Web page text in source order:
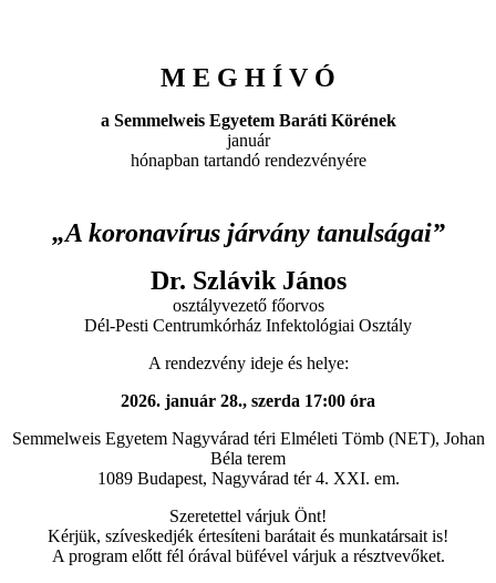
M E G H Í V Ó
a Semmelweis Egyetem Baráti Körének
január
hónapban tartandó rendezvényére
„A koronavírus járvány tanulságai”
Dr. Szlávik János
osztályvezető főorvos
Dél-Pesti Centrumkórház Infektológiai Osztály
A rendezvény ideje és helye:
2026. január 28., szerda 17:00 óra
Semmelweis Egyetem Nagyvárad téri Elméleti Tömb (NET), Johan
Béla terem
1089 Budapest, Nagyvárad tér 4. XXI. em.
Szeretettel várjuk Önt!
Kérjük, szíveskedjék értesíteni barátait és munkatársait is!
A program előtt fél órával büfével várjuk a résztvevőket.